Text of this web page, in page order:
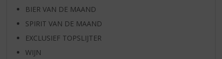
BIER VAN DE MAAND
SPIRIT VAN DE MAAND
EXCLUSIEF TOPSLIJTER
WIJN